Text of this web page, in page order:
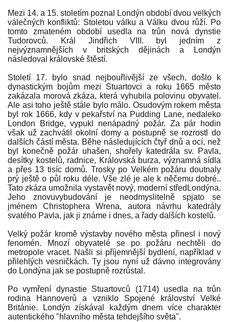
Mezi 14. a 15. stoletím poznal Londýn období dvou velkých
válečných konfliktů: Stoletou válku a Válku dvou růží. Po
tomto zmateném období usedla na trůn nová dynstie
Tudorovců. Král Jindřich VIII. byl jedním z
nejvýznamnějších v britských dějinách a Londýn
následoval královské štěstí.
Století 17. bylo snad nejbouřlivější ze všech, došlo k
dynastickým bojům mezi Stuartovci a roku 1665 město
zakázala morová zkáza, která vyhubila polovinu obyvatel.
Ale asi toho ještě stále bylo málo. Osudovým rokem města
byl rok 1666, kdy v pekařství na Pudding Lane, nedaleko
London Bridge, vypukl nenápadný požár. Za pár hodin
však už zachvátil okolní domy a postupně se rozrostl do
dalších částí města. Běhe následujících čtyř dnů a ocí, než
byl konečně požár uhašen, shořely katedrála sv. Pavla,
desítky kostelů, radnice, Královská burza, významná sídla
a přes 13 tisíc domů. Trosky po Velkém požáru doutnaly
prý ještě o půl roku déle. Vše zlé je ale k něčemu dobré..
Tato zkáza umožnila vystavět nový, moderní středLondýna.
Jeho znovuvybudování je neodmyslitelně spjato se
jménem Christophera Wrena, autora návrhu katedrály
svatého Pavla, jak ji známe i dnes, a řady dalších kostelů.
Velký požár kromě výstavby nového města přinesl i nový
fenomén. Mnozí obyvatelé se po požáru nechtěli do
metropole vracet. Našli si příjemnější bydlení, například v
přilehlých vesničkách. Ty jsou nyní už dávno integrovány
do Londýna jak se postupně rozrůstal.
Po vymření dynastie Stuartovců (1714) usedla na trůn
rodina Hannoverů a vzniklo Spojené království Velké
Británie. Londýn získával každým dnem více charakter
autentického "hlavního města tehdejšího světa".